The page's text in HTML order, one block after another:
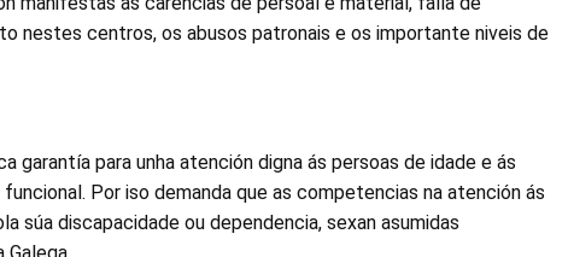
nestes centros, os abusos patronais e os importante niveis de
garantía para unha atención digna ás persoas de idade e ás
Por iso demanda que as competencias na atención ás
súa discapacidade ou dependencia, sexan asumidas